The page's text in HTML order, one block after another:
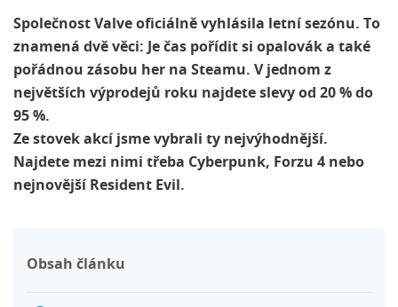
Společnost Valve oficiálně vyhlásila letní sezónu. To
znamená dvě věci: Je čas pořídit si opalovák a také
pořádnou zásobu her na Steamu. V jednom z
největších výprodejů roku najdete slevy od 20 % do
95 %.
Ze stovek akcí jsme vybrali ty nejvýhodnější.
Najdete mezi nimi třeba Cyberpunk, Forzu 4 nebo
nejnovější Resident Evil.
Obsah článku